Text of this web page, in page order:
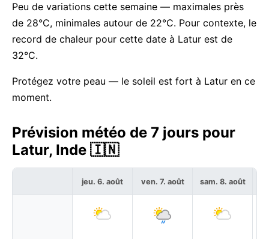
Peu de variations cette semaine — maximales près
de 28°C, minimales autour de 22°C. Pour contexte, le
record de chaleur pour cette date à Latur est de
32°C.
Protégez votre peau — le soleil est fort à Latur en ce
moment.
Prévision météo de 7 jours pour
Latur, Inde 🇮🇳
jeu. 6. août ven. 7. août sam. 8. août